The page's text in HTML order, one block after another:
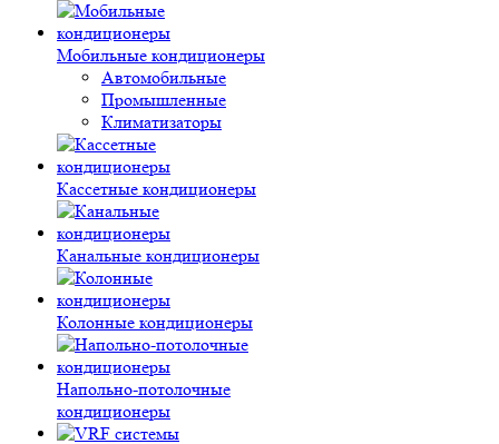
Мобильные кондиционеры
Автомобильные
Промышленные
Климатизаторы
Кассетные кондиционеры
Канальные кондиционеры
Колонные кондиционеры
Напольно-потолочные
кондиционеры